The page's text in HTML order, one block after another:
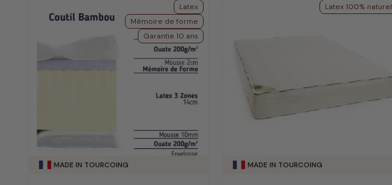
MADE IN TOURCOING
Latex
Mémoire de forme
Garantie 10 ans
MADE IN TOURCOING
Latex 100% naturel